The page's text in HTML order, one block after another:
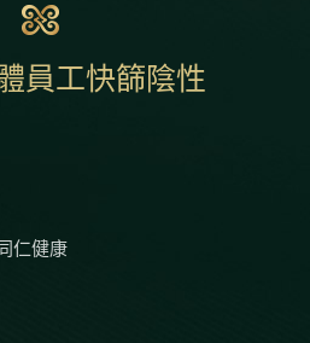
員工快篩陰性
仁健康